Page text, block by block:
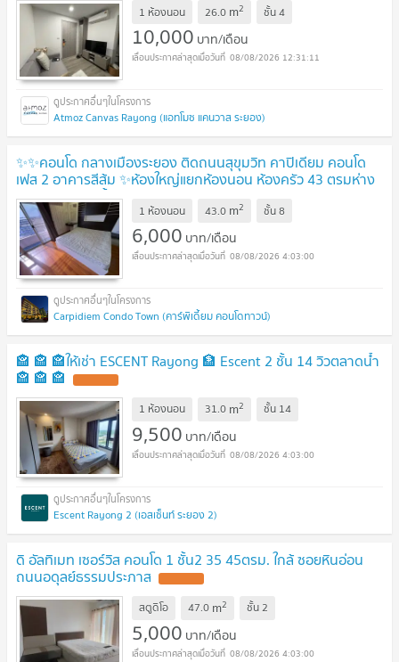
1 ห้องนอน 26.0 m2 ชั้น4
10,000 บาท/เดือน
08/08/2026 12:31:11
Atmoz Canvas Rayong (แอทโมซ แคนวาส ระยอง)
✨✨คอนโด กลางเมืองระยอง ติดถนนสุขุมวิท คาปิเดียม คอนโด
เฟส 2 อาคารสีส้ม ✨ห้องใหญ่แยกห้องนอน ห้องครัว 43 ตรมห่าง
ห้างแหลมทอง ชั้น8
1 ห้องนอน 43.0 m2 ชั้น8
6,000 บาท/เดือน
08/08/2026 4:03:00
Carpidiem Condo Town (คาร์พิเดี้ยม คอนโดทาวน์)
🏤 🏤 🏤ให้เช่า ESCENT Rayong 🏦 Escent 2 ชั้น 14 วิวตลาดน้ำ
🏤 🏤 🏤
1 ห้องนอน 31.0 m2 ชั้น 14
9,500 บาท/เดือน
08/08/2026 4:03:00
Escent Rayong 2 (เอสเซ็นท์ ระยอง 2)
ดิ อัลทิเมท เซอร์วิส คอนโด 1 ชั้น2 35 45ตรม. ใกล้ ซอยหินอ่อน
ถนนอดุลย์ธรรมประภาส
สตูดิโอ 47.0 m2 ชั้น2
5,000 บาท/เดือน
08/08/2026 4:03:00